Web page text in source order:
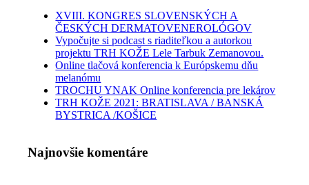
XVIII. KONGRES SLOVENSKÝCH A
ČESKÝCH DERMATOVENEROLÓGOV
Vypočujte si podcast s riaditeľkou a autorkou
projektu TRH KOŽE Lele Tarbuk Zemanovou.
Online tlačová konferencia k Európskemu dňu
melanómu
TROCHU YNAK Online konferencia pre lekárov
TRH KOŽE 2021: BRATISLAVA / BANSKÁ
BYSTRICA /KOŠICE
Najnovšie komentáre